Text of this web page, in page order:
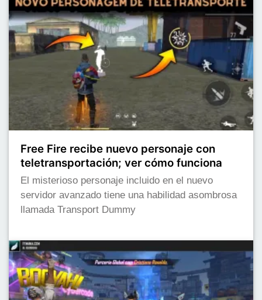
Free Fire recibe nuevo personaje con
teletransportación; ver cómo funciona
El misterioso personaje incluido en el nuevo
servidor avanzado tiene una habilidad asombrosa
llamada Transport Dummy